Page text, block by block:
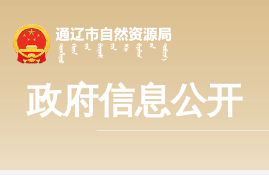
政府信息公开